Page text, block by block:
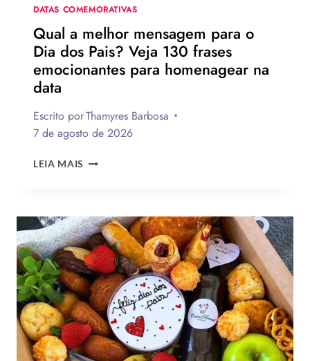
DATAS COMEMORATIVAS
Qual a melhor mensagem para o
Dia dos Pais? Veja 130 frases
emocionantes para homenagear na
data
Escrito porThamyres Barbosa
7 de agosto de 2026
LEIA MAIS QUAL
PARA
O
DIA
DOS
PAIS?
VEJA
130
FRASES
EMOCIONANTES
PARA